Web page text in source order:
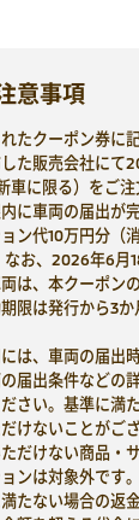
意事項
たクーポン券に
た販売会社にて
車に限る）をご
に車両の届出が
ン代10万円分（
なお、2026年6月
は、本クーポン
限は発行から3
は、車両の届出
届出条件などの
さい。基準に満
けないことがござ
だけない商品・
ンは対象外です。
たない場合の返